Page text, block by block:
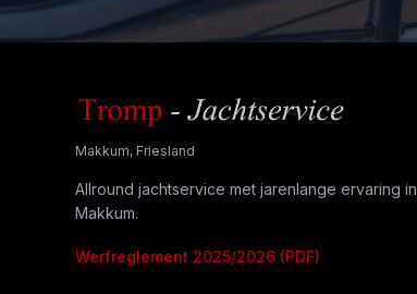
Makkum, Friesland
Allround jachtservice met jarenlange ervaring in
Makkum.
Werfreglement 2025/2026 (PDF)